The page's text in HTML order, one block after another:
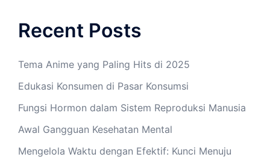
Recent Posts
Tema Anime yang Paling Hits di 2025
Edukasi Konsumen di Pasar Konsumsi
Fungsi Hormon dalam Sistem Reproduksi Manusia
Awal Gangguan Kesehatan Mental
Mengelola Waktu dengan Efektif: Kunci Menuju